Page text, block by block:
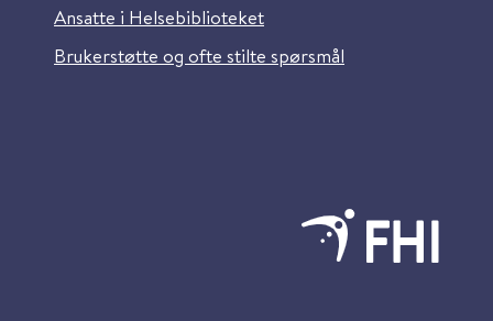
Ansatte i Helsebiblioteket
Brukerstøtte og ofte stilte spørsmål